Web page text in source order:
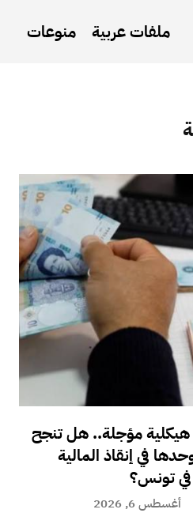
ملفات عربية منوعات
مؤجلة.. هل تنجح
في إنقاذ المالية
في تونس؟
أغسطس 6, 2026